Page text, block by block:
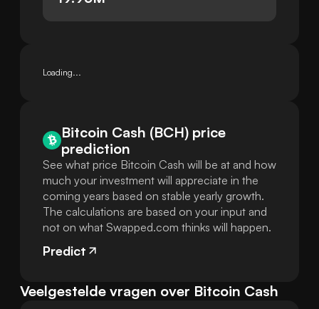
Loading...
Bitcoin Cash (BCH) price
prediction
See what price Bitcoin Cash will be at and how
much your investment will appreciate in the
coming years based on stable yearly growth.
The calculations are based on your input and
not on what Swapped.com thinks will happen.
Predict
Veelgestelde vragen over Bitcoin Cash